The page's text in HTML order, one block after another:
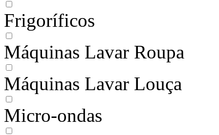
Frigoríficos
Máquinas Lavar Roupa
Máquinas Lavar Louça
Micro-ondas